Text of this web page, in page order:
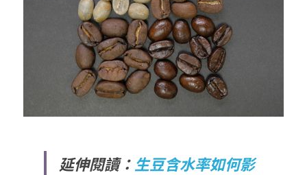
延伸閱讀：生豆含水率如何影